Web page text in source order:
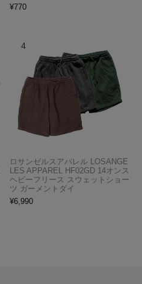
¥770
ロサンゼルスアパレル LOSANGE
LES APPAREL HF02GD 14オンス
ヘビーフリース スウェットショー
ツ ガーメントダイ
¥6,990